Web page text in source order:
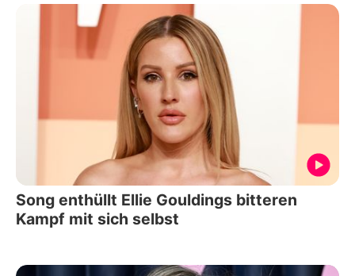
Song enthüllt Ellie Gouldings bitteren
Kampf mit sich selbst